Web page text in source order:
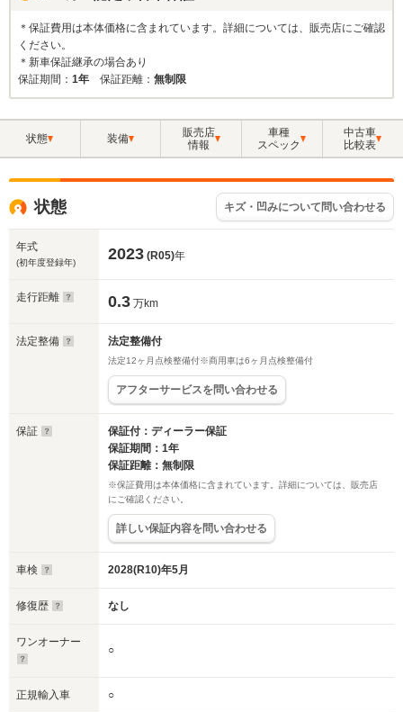
＊保証費用は本体価格に含まれています。詳細については、販売店にご確認
ください。
＊新車保証継承の場合あり
保証期間： 1年 保証距離： 無制限
状態 装備
販売店
情報
車種
スペック
中古車
比較表
状態 キズ・凹みについて問い合わせる
年式
(初年度登録年) 2023 (R05)年
走行距離 0.3 万km
法定整備 法定整備付
法定12ヶ月点検整備付※商用車は6ヶ月点検整備付
アフターサービスを問い合わせる
保証
保証付：ディーラー保証
保証期間：1年
保証距離：無制限
※保証費用は本体価格に含まれています。詳細については、販売店
にご確認ください。
詳しい保証内容を問い合わせる
車検 2028(R10)年5月
修復歴 なし
ワンオーナー
○
正規輸入車 ○